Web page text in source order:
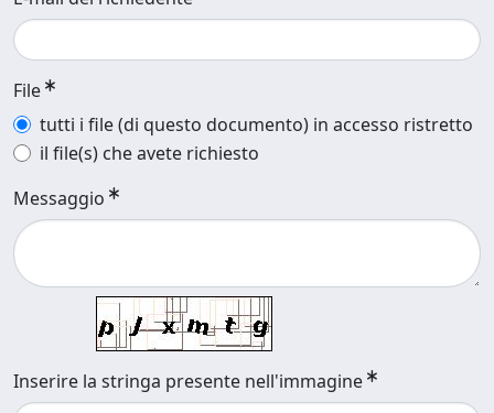
File
tutti i file (di questo documento) in accesso ristretto
il file(s) che avete richiesto
Messaggio
Inserire la stringa presente nell'immagine